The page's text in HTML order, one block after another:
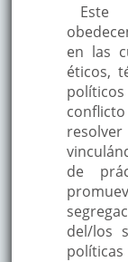
Este
en las
éticos,
de
del/los
políticas